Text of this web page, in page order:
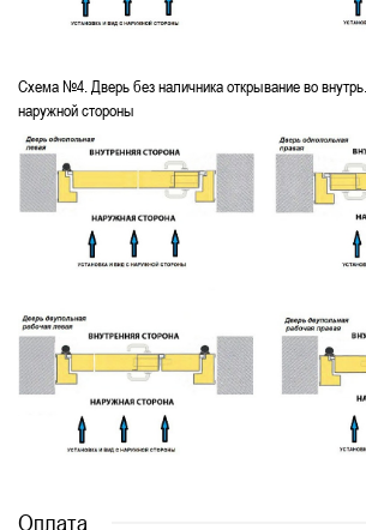
Схема №4. Дверь без наличника открывание во
наружной стороны
Оплата